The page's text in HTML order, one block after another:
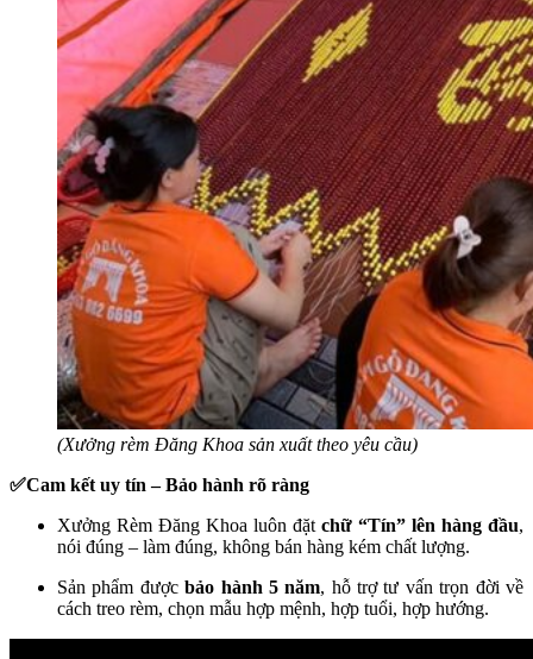
(Xưởng rèm Đăng Khoa sản xuất theo yêu cầu)
✅Cam kết uy tín – Bảo hành rõ ràng
Xưởng Rèm Đăng Khoa luôn đặt chữ “Tín” lên hàng đầu,
nói đúng – làm đúng, không bán hàng kém chất lượng.
Sản phẩm đượcbảo hành 5 năm, hỗ trợ tư vấn trọn đời về
cách treo rèm, chọn mẫu hợp mệnh, hợp tuổi, hợp hướng.